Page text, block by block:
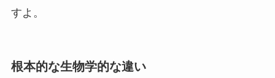
すよ。
根本的な生物学的な違い